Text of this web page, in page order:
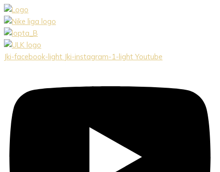
Preskočiť
na
obsah
Jki-facebook-light Jki-instagram-1-light Youtube